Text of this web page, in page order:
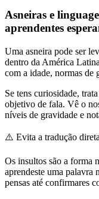
Asneiras e
aprendentes
Uma asneira pode ser
dentro da América
com a idade, normas de
Se tens curiosidade,
objetivo de fala. Vê o
níveis de gravidade e
⚠️ Evita a tradução
Os insultos são a forma
aprendeste uma palavra
pensas até confirmares